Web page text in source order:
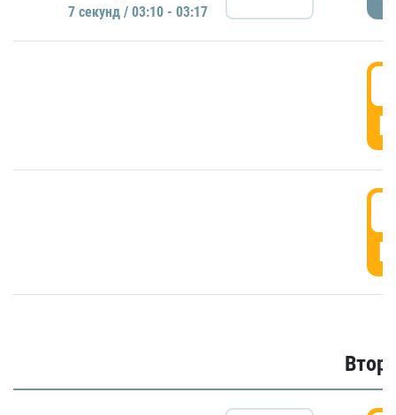
7 секунд / 03:10 - 03:17